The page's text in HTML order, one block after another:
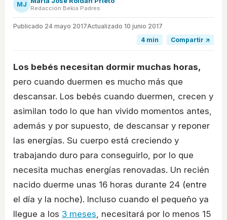
MJ Redacción Bekia Padres
Publicado 24 mayo 2017Actualizado 10 junio 2017
4 min
Compartir ↗
Los bebés necesitan dormir muchas horas,
pero cuando duermen es mucho más que
descansar. Los bebés cuando duermen, crecen y
asimilan todo lo que han vivido momentos antes,
además y por supuesto, de descansar y reponer
las energías. Su cuerpo está creciendo y
trabajando duro para conseguirlo, por lo que
necesita muchas energías renovadas. Un recién
nacido duerme unas 16 horas durante 24 (entre
el día y la noche). Incluso cuando el pequeño ya
llegue a los 3 meses, necesitará por lo menos 15